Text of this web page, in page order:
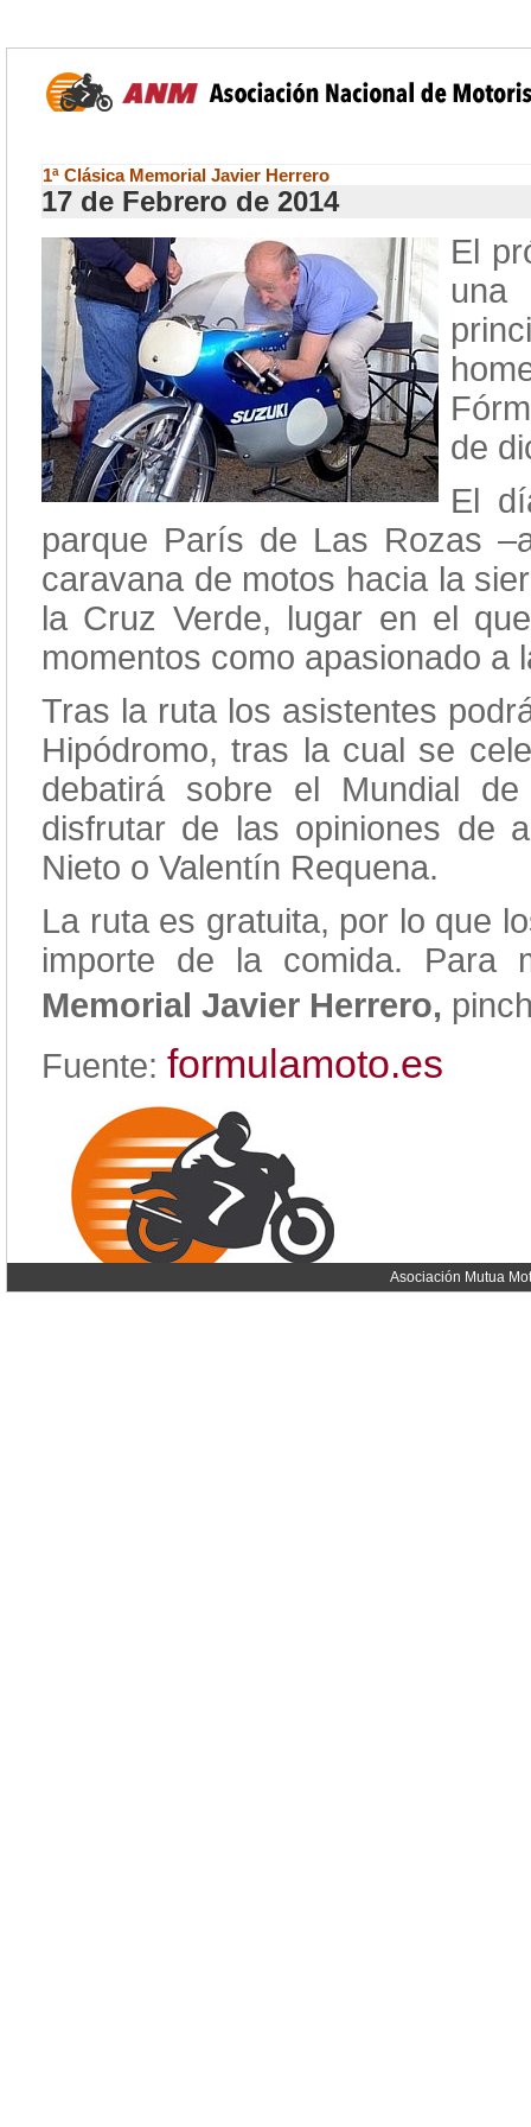
1ª Clásica Memorial Javier Herrero
17 de Febrero de 2014
El
una
de
El
parque París de Las Rozas
caravana de motos hacia la
la Cruz Verde, lugar en el
momentos como apasionado a
Tras la ruta los asistentes
Hipódromo, tras la cual se
debatirá sobre el Mundial
disfrutar de las opiniones de
Nieto o Valentín Requena.
La ruta es gratuita, por lo que
importe de la comida. Para
Memorial Javier Herrero,
Fuente: formulamoto.es
Asociación Mutua